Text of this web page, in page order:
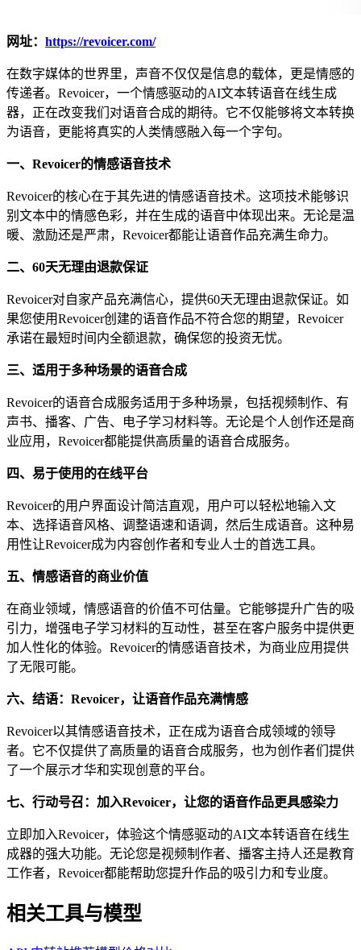
网址： https://revoicer.com/
在数字媒体的世界里，声音不仅仅是信息的载体，更是情感的
传递者。Revoicer，一个情感驱动的AI文本转语音在线生成
器，正在改变我们对语音合成的期待。它不仅能够将文本转换
为语音，更能将真实的人类情感融入每一个字句。
一、Revoicer的情感语音技术
Revoicer的核心在于其先进的情感语音技术。这项技术能够识
别文本中的情感色彩，并在生成的语音中体现出来。无论是温
暖、激励还是严肃，Revoicer都能让语音作品充满生命力。
二、60天无理由退款保证
Revoicer对自家产品充满信心，提供60天无理由退款保证。如
果您使用Revoicer创建的语音作品不符合您的期望，Revoicer
承诺在最短时间内全额退款，确保您的投资无忧。
三、适用于多种场景的语音合成
Revoicer的语音合成服务适用于多种场景，包括视频制作、有
声书、播客、广告、电子学习材料等。无论是个人创作还是商
业应用，Revoicer都能提供高质量的语音合成服务。
四、易于使用的在线平台
Revoicer的用户界面设计简洁直观，用户可以轻松地输入文
本、选择语音风格、调整语速和语调，然后生成语音。这种易
用性让Revoicer成为内容创作者和专业人士的首选工具。
五、情感语音的商业价值
在商业领域，情感语音的价值不可估量。它能够提升广告的吸
引力，增强电子学习材料的互动性，甚至在客户服务中提供更
加人性化的体验。Revoicer的情感语音技术，为商业应用提供
了无限可能。
六、结语：Revoicer，让语音作品充满情感
Revoicer以其情感语音技术，正在成为语音合成领域的领导
者。它不仅提供了高质量的语音合成服务，也为创作者们提供
了一个展示才华和实现创意的平台。
七、行动号召：加入Revoicer，让您的语音作品更具感染力
立即加入Revoicer，体验这个情感驱动的AI文本转语音在线生
成器的强大功能。无论您是视频制作者、播客主持人还是教育
工作者，Revoicer都能帮助您提升作品的吸引力和专业度。
相关工具与模型